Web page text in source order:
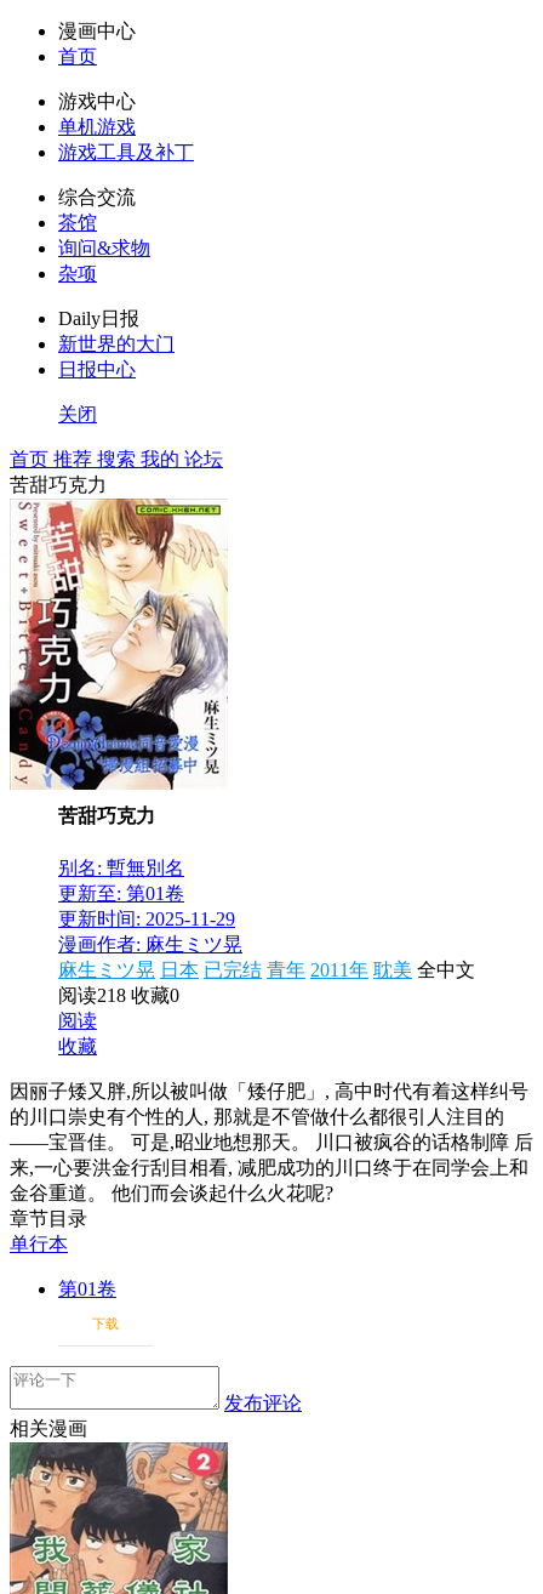
漫画中心
首页
游戏中心
单机游戏
游戏工具及补丁
综合交流
茶馆
询问&求物
杂项
Daily日报
新世界的大门
日报中心
关闭
首页 推荐 搜索 我的 论坛
苦甜巧克力
苦甜巧克力
别名: 暫無別名
更新至: 第01卷
更新时间: 2025-11-29
漫画作者: 麻生ミツ晃
麻生ミツ晃 日本 已完结 青年 2011年 耽美 全中文
阅读218 收藏0
阅读
收藏
因丽子矮又胖,所以被叫做「矮仔肥」, 高中时代有着这样纠号
的川口崇史有个性的人, 那就是不管做什么都很引人注目的
——宝晋佳。 可是,昭业地想那天。 川口被疯谷的话格制障 后
来,一心要洪金行刮目相看, 减肥成功的川口终于在同学会上和
金谷重道。 他们而会谈起什么火花呢?
章节目录
单行本
第01卷
下载
发布评论
相关漫画